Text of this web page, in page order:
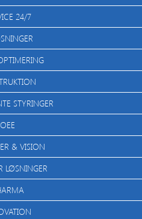
24/7
STYRINGER
OEE
& VISION
LØSNINGER